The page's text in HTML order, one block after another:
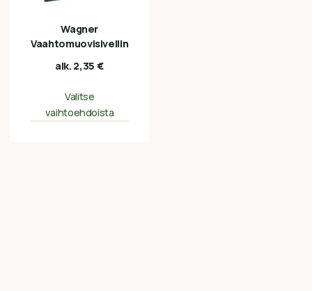
Wagner
Vaahtomuovisivellin
alk. 2,35 €
Valitse
vaihtoehdoista